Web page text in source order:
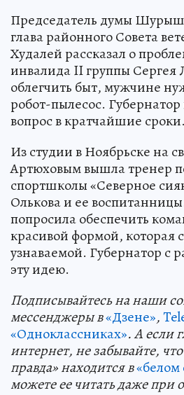
Председатель думы
глава районного Совета
Худалей рассказал о
инвалида II группы Сергея
облегчить быт, мужчине
робот-пылесос.
вопрос в кратчайшие сроки.
Из студии в Ноябрьске на
Артюховым вышла тренер
спортшколы «Северное
Олькова и ее
попросила обеспечить
красивой формой, которая
узнаваемой. Губернатор с
эту идею.
Подписывайтесь на наши
мессенджеры в«Дзене»,
«Одноклассниках». А если
интернет, не забывайте,
правда» находится в«белом
можете ее читать даже при